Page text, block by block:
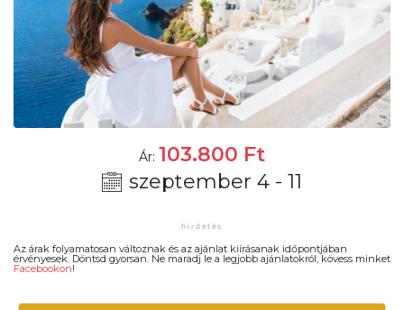
Ár: 103.800 Ft
szeptember 4 - 11
Az árak folyamatosan változnak és az ajánlat kiírásanak időpontjában
érvényesek. Döntsd gyorsan. Ne maradj le a legjobb ajánlatokról, kövess minket
Facebookon!